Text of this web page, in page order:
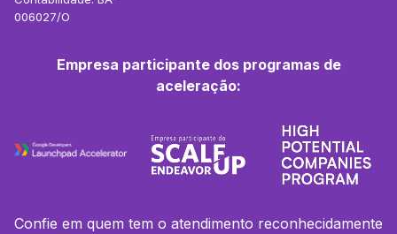
006027/O
Empresa participante dos programas de
aceleração:
Confie em quem tem o atendimento reconhecidamente